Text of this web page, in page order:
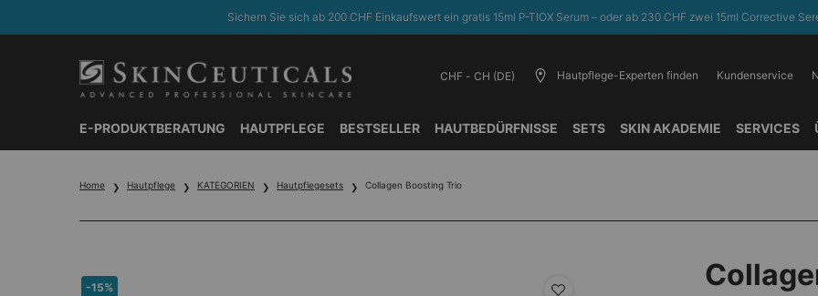
Sichern Sie sich ab 200 CHF Einkaufswert ein gratis 15ml P-TIOX Serum – oder ab 230 CHF zwei 15ml Corrective
CHF - CH (DE) Hautpflege-Experten finden Kundenservice
E-PRODUKTBERATUNG HAUTPFLEGE BESTSELLER HAUTBEDÜRFNISSE​ SETS SKIN AKADEMIE SERVICES
Home Hautpflege KATEGORIEN Hautpflegesets Collagen Boosting Trio
-15%